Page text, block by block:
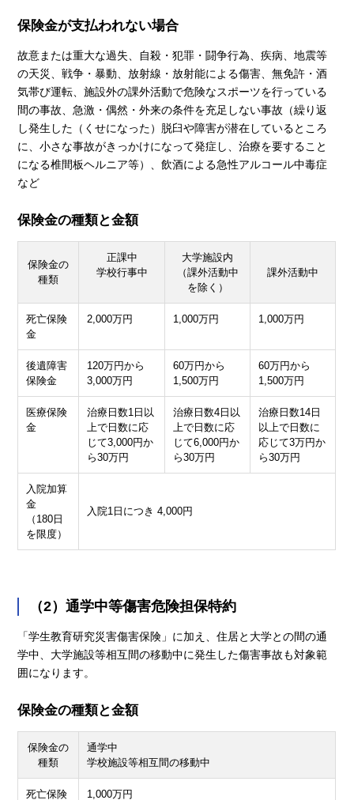
保険金が支払われない場合
故意または重大な過失、自殺・犯罪・闘争行為、疾病、地震等
の天災、戦争・暴動、放射線・放射能による傷害、無免許・酒
気帯び運転、施設外の課外活動で危険なスポーツを行っている
間の事故、急激・偶然・外来の条件を充足しない事故（繰り返
し発生した（くせになった）脱臼や障害が潜在しているところ
に、小さな事故がきっかけになって発症し、治療を要すること
になる椎間板ヘルニア等）、飲酒による急性アルコール中毒症
など
保険金の種類と金額
保険金の
種類
正課中
学校行事中
大学施設内
（課外活動中
を除く）
課外活動中
死亡保険
金
2,000万円 1,000万円 1,000万円
後遺障害
保険金
120万円から
3,000万円
60万円から
1,500万円
60万円から
1,500万円
医療保険
金
治療日数1日以
上で日数に応
じて3,000円か
ら30万円
治療日数4日以
上で日数に応
じて6,000円か
ら30万円
治療日数14日
以上で日数に
応じて3万円か
ら30万円
入院加算
金
（180日
を限度）
入院1日につき 4,000円
（2）通学中等傷害危険担保特約
「学生教育研究災害傷害保険」に加え、住居と大学との間の通
学中、大学施設等相互間の移動中に発生した傷害事故も対象範
囲になります。
保険金の種類と金額
保険金の
種類
通学中
学校施設等相互間の移動中
死亡保険 1,000万円